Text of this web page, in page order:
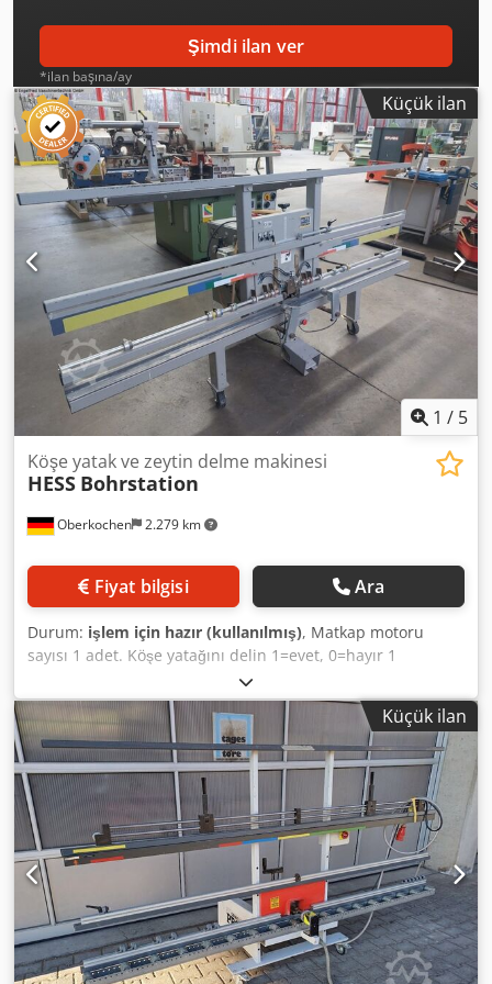
available -
Şimdi ilan ver
*ilan başına/ay
Küçük ilan
1 / 5
Oberkochen 2.279 km
Köşe yatak ve zeytin delme makinesi
HESS Bohrstation
Fiyat bilgisi Ara
Durum: işlem için hazır (kullanılmış), Matkap motoru
sayısı 1 adet. Köşe yatağını delin 1=evet, 0=hayır 1
evet_evet Zeytin sondajı 1=evet, 0=hayır 1 evet_yes Köşe
yatağı ve zeytin için 1 HESS bağlantı delme istasyonu Bu
Hess sondaj istasyonu az parayla çok sayıda sondaj
teknolojisi sunuyor el sanatları için. Köşe yataklarını
delmek için eksiksiz bir istasyon ve 2 gibi tüm önemli
özelliklere sahip zeytinler Sıkıştırma silindiri, delme
derinliği algılama, etkili emme, Köşe yatağı ve zeytin
sondajları için durdurma sistemleri, matkap kafası
değiştirilebilir mandrenli, ayarlanabilir delme besleme
hızı, otomatik program akışı. Bu, mükemmellik için
teknoloji anlamına gelir İş: Yalnızca bir delme ünitesine
sahip yalnızca bir makine ve yalnızca 2 işlem için bir
matkap kafası. Sistem: - 100 mm'ye kadar çerçeveler ve
kanatlar için destek duvarı olarak taban çerçevesi - Ortada
Küçük ilan